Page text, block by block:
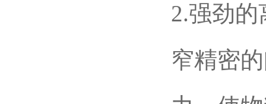
2.强劲
窄精密